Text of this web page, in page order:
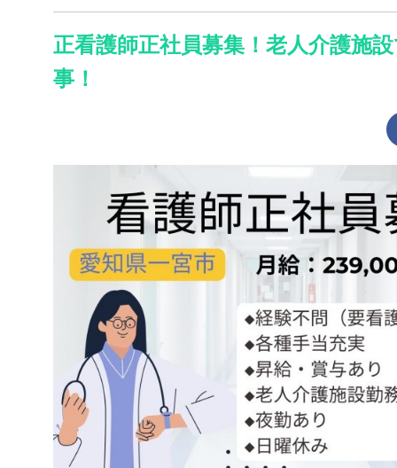
正看護師正社員募集！老人介護施
事！